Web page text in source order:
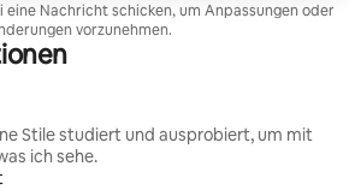
eine Nachricht schicken, um Anpassungen oder
vorzunehmen.
Stile studiert und ausprobiert, um mit
ich sehe.